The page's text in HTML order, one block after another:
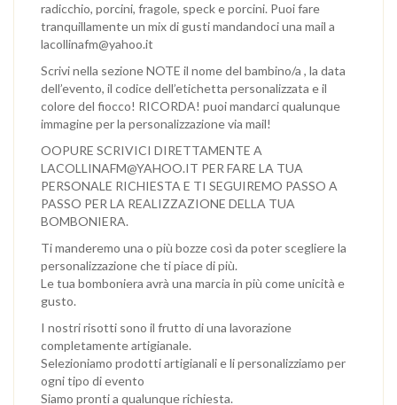
radicchio, porcini, fragole, speck e porcini. Puoi fare
tranquillamente un mix di gusti mandandoci una mail a
lacollinafm@yahoo.it
Scrivi nella sezione NOTE il nome del bambino/a , la data
dell’evento, il codice dell’etichetta personalizzata e il
colore del fiocco! RICORDA! puoi mandarci qualunque
immagine per la personalizzazione via mail!
OOPURE SCRIVICI DIRETTAMENTE A
LACOLLINAFM@YAHOO.IT PER FARE LA TUA
PERSONALE RICHIESTA E TI SEGUIREMO PASSO A
PASSO PER LA REALIZZAZIONE DELLA TUA
BOMBONIERA.
Ti manderemo una o più bozze così da poter scegliere la
personalizzazione che ti piace di più.
Le tua bomboniera avrà una marcia in più come unicità e
gusto.
I nostri risotti sono il frutto di una lavorazione
completamente artigianale.
Selezioniamo prodotti artigianali e li personalizziamo per
ogni tipo di evento
Siamo pronti a qualunque richiesta.